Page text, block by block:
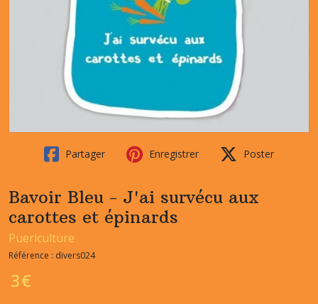
Partager Enregistrer Poster
Bavoir Bleu - J'ai survécu aux
carottes et épinards
Puericulture
Référence : divers024
3€